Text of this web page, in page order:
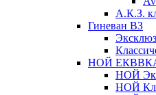
А.К.З.
Гиневан ВЗ
НОЙ
НОЙ
НОЙ